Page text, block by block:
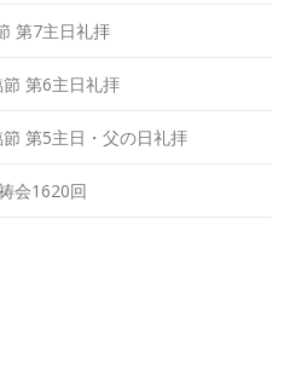
第7主日礼拝
第6主日礼拝
第5主日・父の日礼拝
会1620回